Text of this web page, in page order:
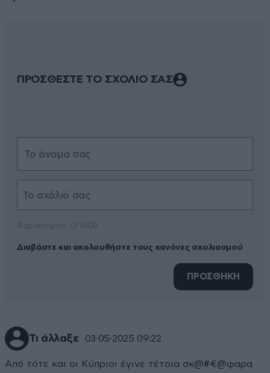
ΠΡΟΣΘΕΣΤΕ ΤΟ ΣΧΟΛΙΟ ΣΑΣ
Διαβάστε και ακολουθήστε τους κανόνες σχολιασμού
ΠΡΟΣΘΗΚΗ
Τι άλλαξε 03·05·2025 09:22
Από τότε και οι Κύπριοι έγινε τέτοια σκ@#€@φαρα